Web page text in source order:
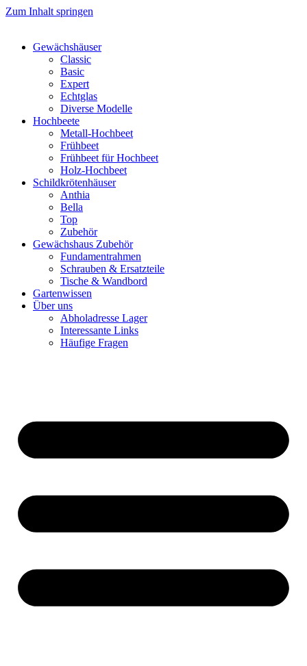
Zum Inhalt springen
Gewächshäuser
Classic
Basic
Expert
Echtglas
Diverse Modelle
Hochbeete
Metall-Hochbeet
Frühbeet
Frühbeet für Hochbeet
Holz-Hochbeet
Schildkrötenhäuser
Anthia
Bella
Top
Zubehör
Gewächshaus Zubehör
Fundamentrahmen
Schrauben & Ersatzteile
Tische & Wandbord
Gartenwissen
Über uns
Abholadresse Lager
Interessante Links
Häufige Fragen